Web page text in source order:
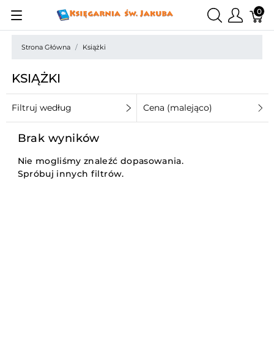
0
Strona Główna Książki
KSIĄŻKI
Filtruj według Cena (malejąco)
Brak wyników
Nie mogliśmy znaleźć dopasowania.
Spróbuj innych filtrów.